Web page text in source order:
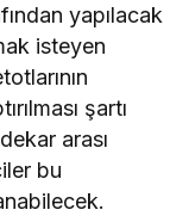
yapılacak
isteyen
şartı
arası
bu